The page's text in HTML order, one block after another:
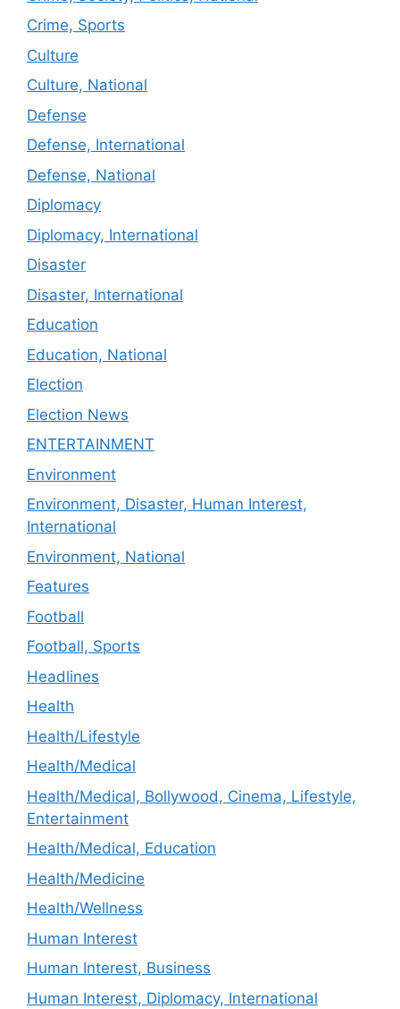
Crime, Sports
Culture
Culture, National
Defense
Defense, International
Defense, National
Diplomacy
Diplomacy, International
Disaster
Disaster, International
Education
Education, National
Election
Election News
ENTERTAINMENT
Environment
Environment, Disaster, Human Interest,
International
Environment, National
Features
Football
Football, Sports
Headlines
Health
Health/Lifestyle
Health/Medical
Health/Medical, Bollywood, Cinema, Lifestyle,
Entertainment
Health/Medical, Education
Health/Medicine
Health/Wellness
Human Interest
Human Interest, Business
Human Interest, Diplomacy, International